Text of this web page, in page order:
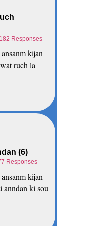
Responses
kijan
ruch la
(6)
Responses
kijan
anndan ki sou